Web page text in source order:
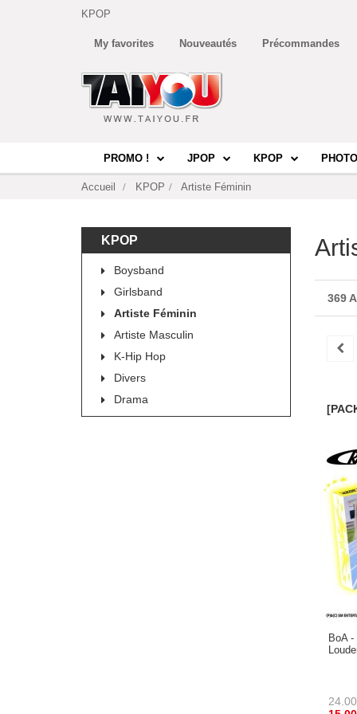
KPOP
My favorites Nouveautés Précommandes
PROMO ! JPOP KPOP
Accueil KPOP Artiste Féminin
KPOP
Boysband
Girlsband
Artiste Féminin
Artiste Masculin
K-Hip Hop
Divers
Drama
369
BoA
24.00